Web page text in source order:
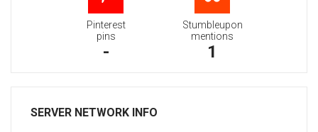
Pinterest
pins
-
Stumbleupon
mentions
1
SERVER NETWORK INFO